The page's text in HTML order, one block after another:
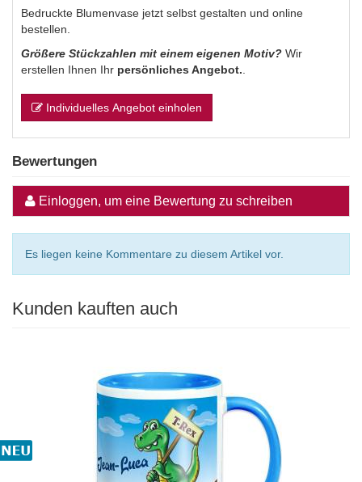
Bedruckte Blumenvase jetzt selbst gestalten und online
bestellen.
Größere Stückzahlen mit einem eigenen Motiv? Wir
erstellen Ihnen Ihr persönliches Angebot.
Individuelles Angebot einholen
Bewertungen
Einloggen, um eine Bewertung zu schreiben
Es liegen keine Kommentare zu diesem Artikel vor.
Kunden kauften auch